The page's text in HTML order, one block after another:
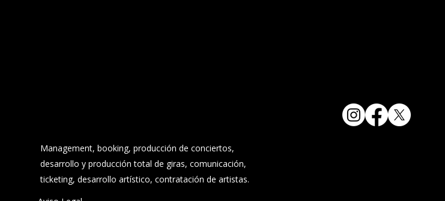
Management, booking, producción de conciertos,
desarrollo y producción total de giras, comunicación,
ticketing, desarrollo artístico, contratación de artistas.